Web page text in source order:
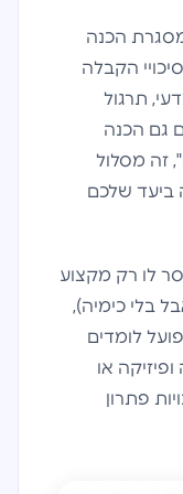
מסגרת הכנה
הקבלה
תרגול
גם הכנה
זה מסלול
ביעד שלכם
לו רק מקצוע
בלי כימיה),
לומדים
או
פתרון